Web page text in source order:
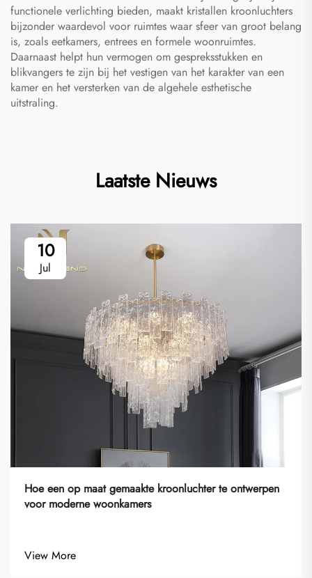
functionele verlichting bieden, maakt kristallen kroonluchters
bijzonder waardevol voor ruimtes waar sfeer van groot belang
is, zoals eetkamers, entrees en formele woonruimtes.
Daarnaast helpt hun vermogen om gespreksstukken en
blikvangers te zijn bij het vestigen van het karakter van een
kamer en het versterken van de algehele esthetische
uitstraling.
Laatste Nieuws
10
Jul
Hoe een op maat gemaakte kroonluchter te ontwerpen
voor moderne woonkamers
View More